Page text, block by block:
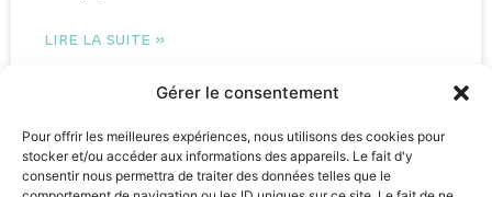
Gérer le consentement
Pour offrir les meilleures expériences, nous utilisons des cookies pour
stocker et/ou accéder aux informations des appareils. Le fait d'y
consentir nous permettra de traiter des données telles que le
LIRE LA SUITE »
Autohypnose : Comment l’utiliser
facilement au quotidien ?